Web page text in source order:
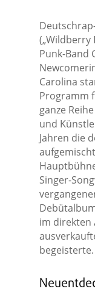
(„Wildberry
Punk-Band
Carolina
Programm
ganze
und
Jahren die
Singer-
im direkten
begeisterte.